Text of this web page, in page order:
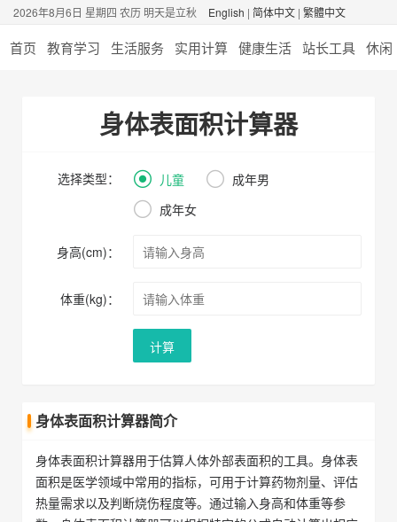
2026年8月6日 星期四 农历 明天是立秋 English | 简体中文 | 繁體中文
首页 教育学习 生活服务 实用计算 健康生活 站长工具 休闲
身体表面积计算器
选择类型： 儿童
成年男
成年女
身高(cm)：
体重(kg)：
计算
身体表面积计算器简介
身体表面积计算器用于估算人体外部表面积的工具。身体表
面积是医学领域中常用的指标，可用于计算药物剂量、评估
热量需求以及判断烧伤程度等。通过输入身高和体重等参